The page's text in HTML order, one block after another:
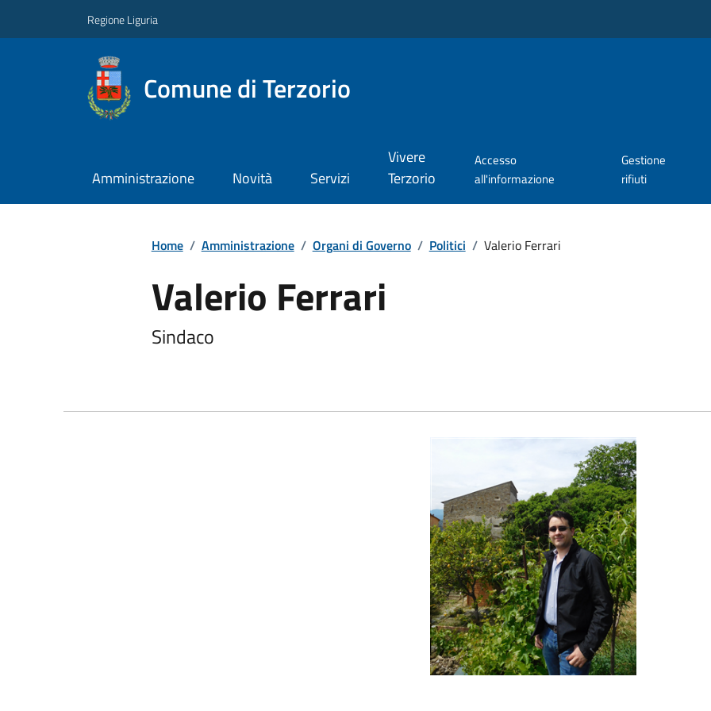
Regione Liguria
Comune di Terzorio
Amministrazione Novità Servizi
Vivere
Terzorio
Accesso
all'informazione
Gestione
rifiuti
Home / Amministrazione / Organi di Governo / Politici / Valerio Ferrari
Valerio Ferrari
Sindaco